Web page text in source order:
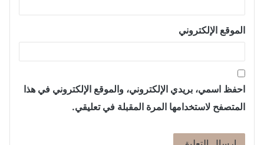
الموقع الإلكتروني
احفظ اسمي، بريدي الإلكتروني، والموقع الإلكتروني في هذا
المتصفح لاستخدامها المرة المقبلة في تعليقي.